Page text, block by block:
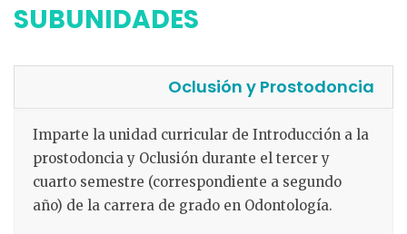
SUBUNIDADES
Oclusión y Prostodoncia
Imparte la unidad curricular de Introducción a la
prostodoncia y Oclusión durante el tercer y
cuarto semestre (correspondiente a segundo
año) de la carrera de grado en Odontología.